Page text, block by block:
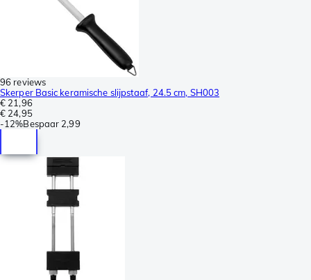
96 reviews
Skerper Basic keramische slijpstaaf, 24.5 cm, SH003
€ 21,96
€ 24,95
-12%Bespaar 2,99